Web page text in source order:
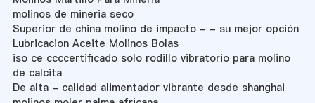
molinos de mineria seco
Superior de china molino de impacto - - su mejor opción
Lubricacion Aceite Molinos Bolas
iso ce ccccertificado solo rodillo vibratorio para molino
de calcita
De alta - calidad alimentador vibrante desde shanghai